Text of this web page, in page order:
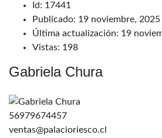
Id: 17441
Publicado: 19 noviembre, 2025
Última actualización: 19
Vistas: 198
Gabriela Chura
56979674457
ventas@palacioriesco.cl